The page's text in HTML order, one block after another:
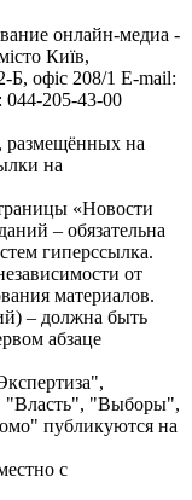
онлайн-медиа -
Київ,
офіс 208/1 E-mail:
044-205-43-00
размещённых на
на
«Новости
– обязательна
гиперссылка.
от
материалов.
– должна быть
абзаце
"Власть", "Выборы",
публикуются на
с